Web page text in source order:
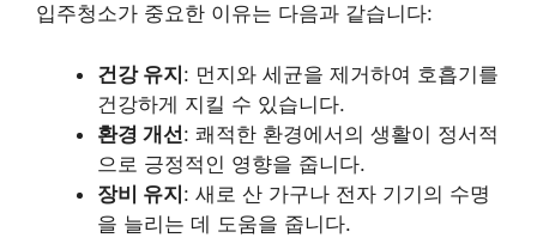
입주청소가 중요한 이유는 다음과 같습니다:
건강 유지: 먼지와 세균을 제거하여 호흡기를
건강하게 지킬 수 있습니다.
환경 개선: 쾌적한 환경에서의 생활이 정서적
으로 긍정적인 영향을 줍니다.
장비 유지: 새로 산 가구나 전자 기기의 수명
을 늘리는 데 도움을 줍니다.